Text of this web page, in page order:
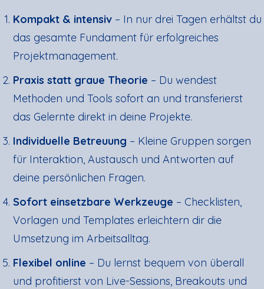
Kompakt & intensiv – In nur drei Tagen erhältst du
das gesamte Fundament für erfolgreiches
Projektmanagement.
Praxis statt graue Theorie – Du wendest
Methoden und Tools sofort an und transferierst
das Gelernte direkt in deine Projekte.
Individuelle Betreuung – Kleine Gruppen sorgen
für Interaktion, Austausch und Antworten auf
deine persönlichen Fragen.
Sofort einsetzbare Werkzeuge – Checklisten,
Vorlagen und Templates erleichtern dir die
Umsetzung im Arbeitsalltag.
Flexibel online – Du lernst bequem von überall
und profitierst von Live-Sessions, Breakouts und